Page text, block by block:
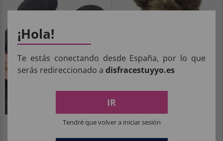
¡Hola!
Te estás conectando desde España, por lo que
serás redireccionado a disfracestuyyo.es
IR
Tendré que volver a iniciar sesión